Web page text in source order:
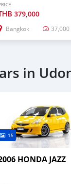
379,000
Bangkok 37,000
in
15
HONDA JAZZ